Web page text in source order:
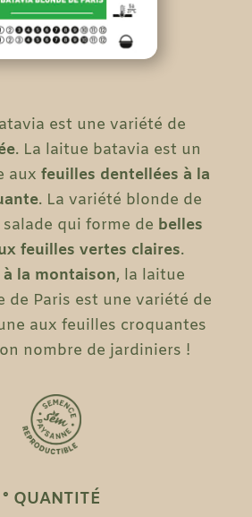
est une variété de
. La laitue batavia est un
aux feuilles dentellées à la
. La variété blonde de
qui forme de belles
feuilles vertes claires.
la montaison, la laitue
de Paris est une variété de
aux feuilles croquantes
nombre de jardiniers !
° QUANTITÉ